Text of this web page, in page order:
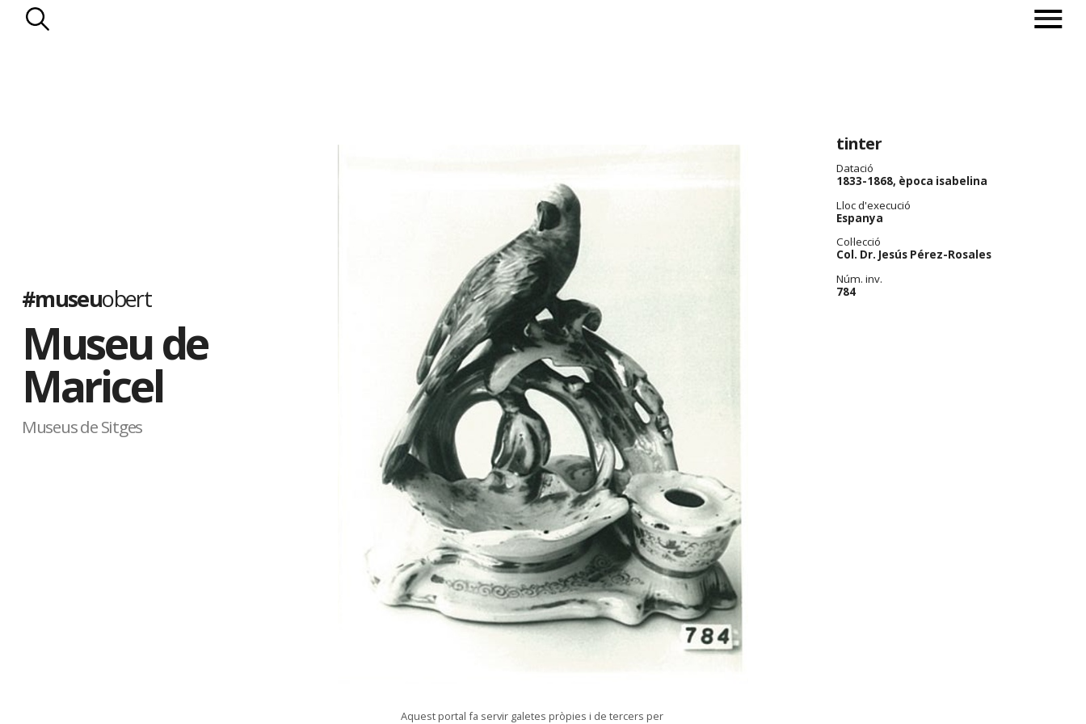
#museuobert
Museu de
Maricel
Museus de Sitges
tinter
Datació
1833-1868, època isabelina
Lloc d'execució
Espanya
Col·lecció
Col. Dr. Jesús Pérez-Rosales
Núm. inv.
784
Aquest portal fa servir galetes pròpies i de tercers per